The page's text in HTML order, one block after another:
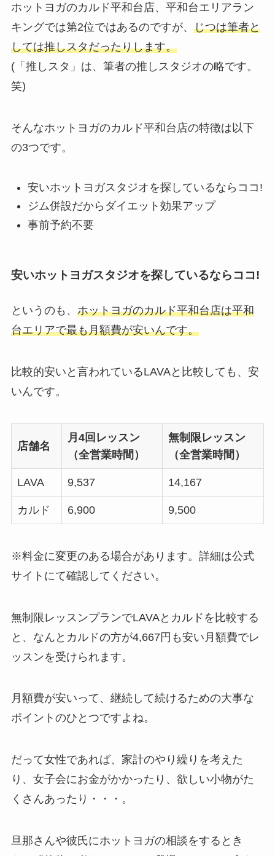
ホットヨガのカルド平和台店、平和台エリアラン
キングでは第2位ではあるのですが、 じつは筆者と
しては推しスタだったりします。
(「推しスタ」は、筆者の推しスタジオの略です。
笑)
そんなホットヨガのカルド平和台店の特徴は以下
の3つです。
安いホットヨガスタジオを探しているならココ!
ジム併設だからダイエット効果アップ
事前予約不要
安いホットヨガスタジオを探しているならココ!
というのも、 ホットヨガのカルド平和台店は平和
台エリアで最も月額費が安いんです。
比較的安いと言われているLAVAと比較しても、安
いんです。
店舗名
月4回レッスン
（全営業時間）
無制限レッスン
（全営業時間）
LAVA 9,537 14,167
カルド 6,900 9,500
※料金に変更のある場合があります。詳細は公式
サイトにて確認してください。
無制限レッスンプランでLAVAとカルドを比較する
と、なんと カルドの方が4,667円も安い月額費でレ
ッスンを受けられます。
月額費が安いって、継続して続けるための大事な
ポイントのひとつですよね。
だって女性であれば、家計のやり繰りを考えた
り、女子会にお金がかかったり、欲しい小物がた
くさんあったり・・・。
旦那さんや彼氏にホットヨガの相談をするとき